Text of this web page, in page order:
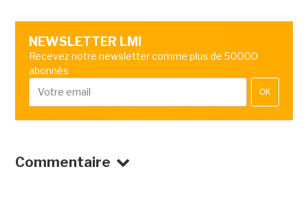
NEWSLETTER LMI
Recevez notre newsletter comme plus de 50000
abonnés
OK
Commentaire